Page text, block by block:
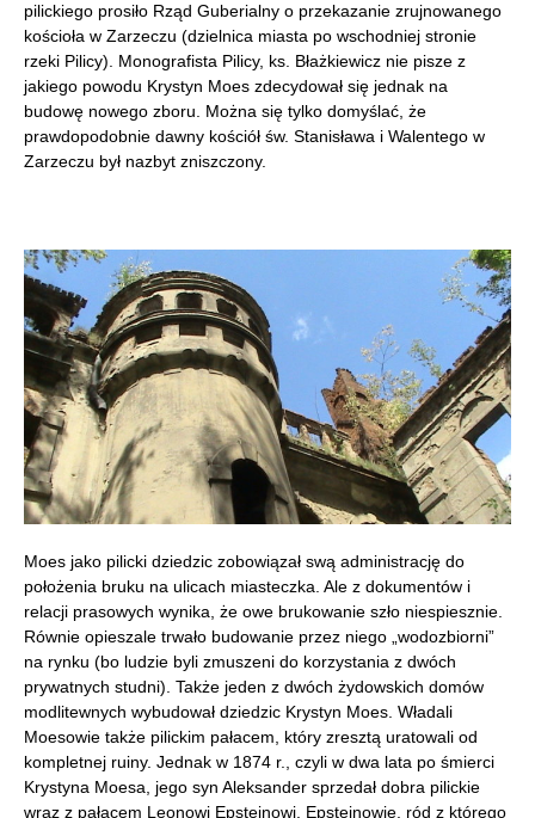
pilickiego prosiło Rząd Guberialny o przekazanie zrujnowanego
kościoła w Zarzeczu (dzielnica miasta po wschodniej stronie
rzeki Pilicy). Monografista Pilicy, ks. Błażkiewicz nie pisze z
jakiego powodu Krystyn Moes zdecydował się jednak na
budowę nowego zboru. Można się tylko domyślać, że
prawdopodobnie dawny kościół św. Stanisława i Walentego w
Zarzeczu był nazbyt zniszczony.
Moes jako pilicki dziedzic zobowiązał swą administrację do
położenia bruku na ulicach miasteczka. Ale z dokumentów i
relacji prasowych wynika, że owe brukowanie szło niespiesznie.
Równie opieszale trwało budowanie przez niego „wodozbiorni”
na rynku (bo ludzie byli zmuszeni do korzystania z dwóch
prywatnych studni). Także jeden z dwóch żydowskich domów
modlitewnych wybudował dziedzic Krystyn Moes. Władali
Moesowie także pilickim pałacem, który zresztą uratowali od
kompletnej ruiny. Jednak w 1874 r., czyli w dwa lata po śmierci
Krystyna Moesa, jego syn Aleksander sprzedał dobra pilickie
wraz z pałacem Leonowi Epsteinowi. Epsteinowie, ród z którego